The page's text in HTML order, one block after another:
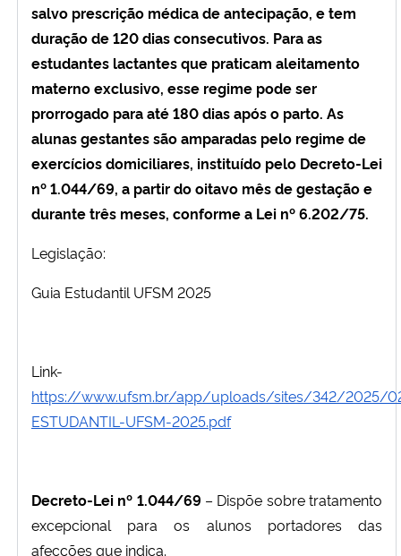
salvo prescrição médica de antecipação, e tem
duração de 120 dias consecutivos. Para as
estudantes lactantes que praticam aleitamento
materno exclusivo, esse regime pode ser
prorrogado para até 180 dias após o parto. As
alunas gestantes são amparadas pelo regime de
exercícios domiciliares, instituído pelo Decreto-Lei
nº 1.044/69, a partir do oitavo mês de gestação e
durante três meses, conforme a Lei nº 6.202/75.
Legislação:
Guia Estudantil UFSM 2025
Link-
https://www.ufsm.br/app/uploads/sites/342/2025/
ESTUDANTIL-UFSM-2025.pdf
Decreto-Lei nº 1.044/69 – Dispõe sobre tratamento
excepcional para os alunos portadores das
afecções que indica.